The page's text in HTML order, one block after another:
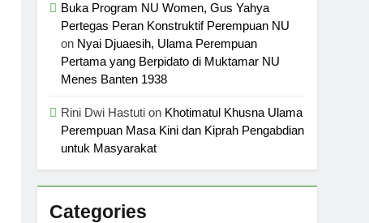
Buka Program NU Women, Gus Yahya
Pertegas Peran Konstruktif Perempuan NU
on Nyai Djuaesih, Ulama Perempuan
Pertama yang Berpidato di Muktamar NU
Menes Banten 1938
Rini Dwi Hastuti on Khotimatul Khusna Ulama
Perempuan Masa Kini dan Kiprah Pengabdian
untuk Masyarakat
Categories